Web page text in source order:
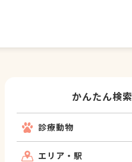
かんたん検索
診療動物
エリア・駅